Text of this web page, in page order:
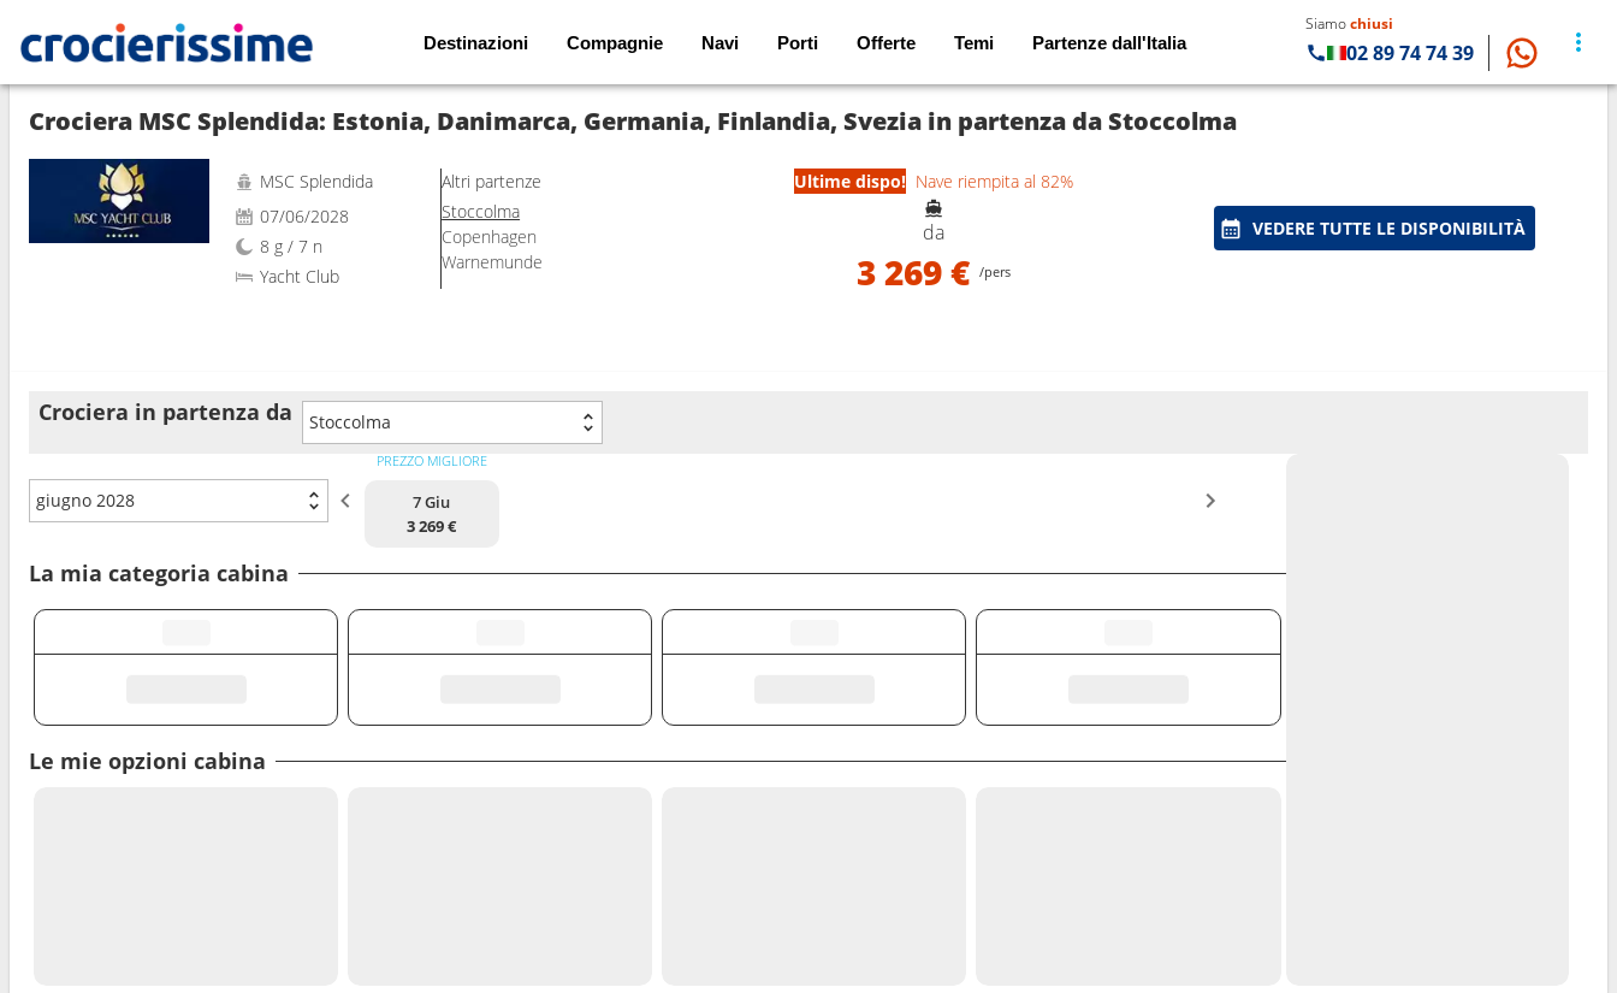
Destinazioni Compagnie Navi Porti Offerte Temi Partenze dall'Italia
Siamochiusi
02 89 74 74 39
Mostra le altre 137 foto
Crociera MSC Splendida: Estonia, Danimarca, Germania, Finlandia, Svezia in partenza da Stoccolma
MSC Splendida
07/06/2028
8 g / 7 n
Yacht Club
Altri partenze
Stoccolma
Copenhagen
Warnemunde
Ultime dispo! Nave riempita al 82%
da
3 269 € /pers
VEDERE TUTTE LE DISPONIBILITÀ
Crociera in partenza da Stoccolma
giugno 2028
PREZZO MIGLIORE
7 Giu
3 269 €
La mia categoria cabina
Le mie opzioni cabina